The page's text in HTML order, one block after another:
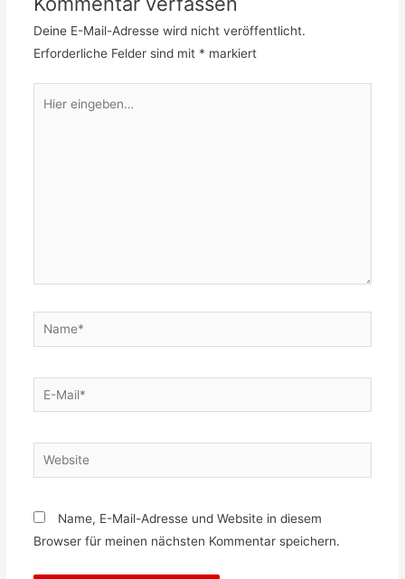
Deine E-Mail-Adresse wird nicht veröffentlicht.
Erforderliche Felder sind mit * markiert
eingeben…
Name*
E-
Mail*
Website
Name, E-Mail-Adresse und Website in diesem
Browser für meinen nächsten Kommentar speichern.